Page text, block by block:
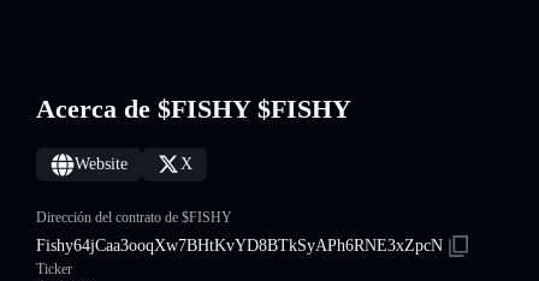
Acerca de $FISHY $FISHY
Website X
Dirección del contrato de $FISHY
Fishy64jCaa3ooqXw7BHtKvYD8BTkSyAPh6RNE3xZpcN
Ticker